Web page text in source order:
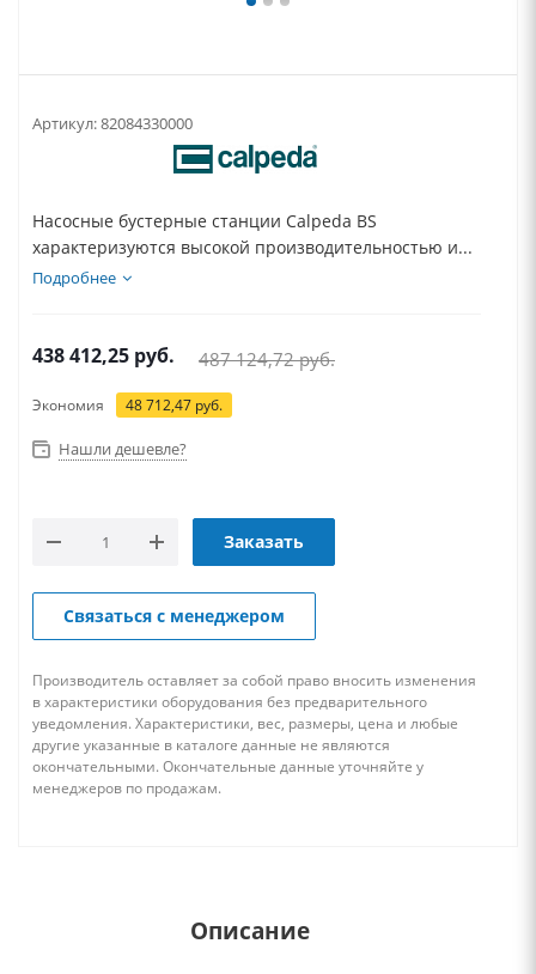
Артикул:82084330000
Насосные бустерные станции Calpeda BS
характеризуются высокой производительностью и...
Подробнее
438 412,25 руб. 487 124,72руб.
Экономия 48 712,47 руб.
Нашли дешевле?
Заказать
Связаться с менеджером
Производитель оставляет за собой право вносить изменения
в характеристики оборудования без предварительного
уведомления. Характеристики, вес, размеры, цена и любые
другие указанные в каталоге данные не являются
окончательными. Окончательные данные уточняйте у
менеджеров по продажам.
Описание